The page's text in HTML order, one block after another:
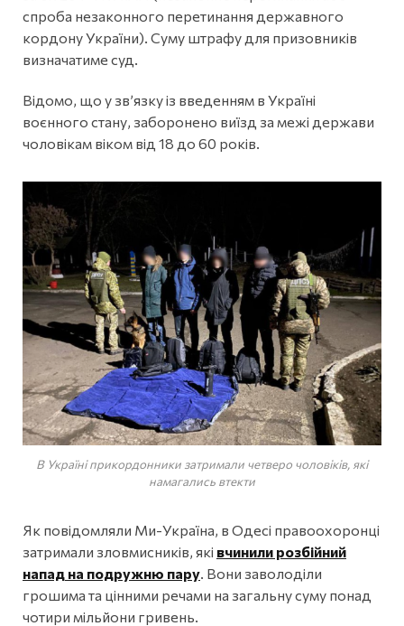
спроба незаконного перетинання державного
кордону України). Суму штрафу для призовників
визначатиме суд.
Відомо, що у зв’язку із введенням в Україні
воєнного стану, заборонено виїзд за межі держави
чоловікам віком від 18 до 60 років.
В Україні прикордонники затримали четверо чоловіків, які
намагались втекти
Як повідомляли Ми-Україна, в Одесі правоохоронці
затримали зловмисників, які вчинили розбійний
напад на подружню пару . Вони заволоділи
грошима та цінними речами на загальну суму понад
чотири мільйони гривень.